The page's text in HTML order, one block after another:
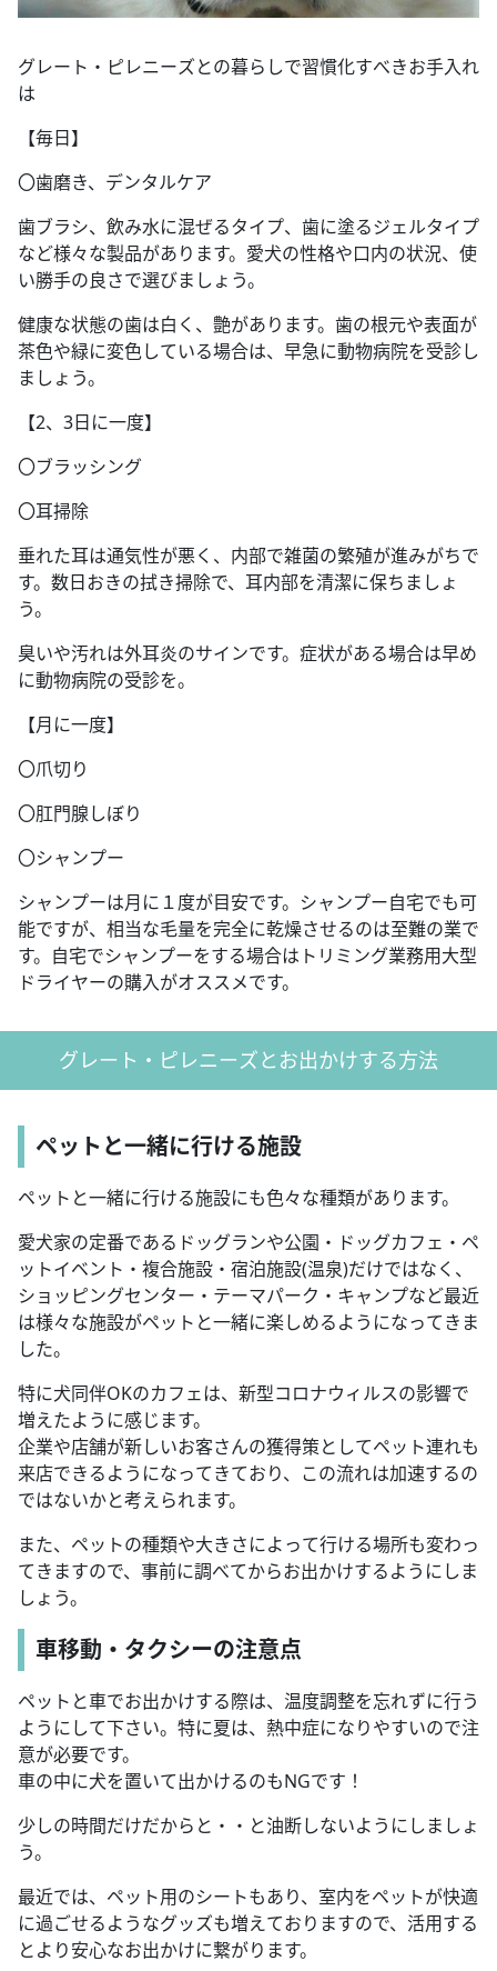
グレート・ピレニーズとの暮らしで習慣化すべきお手入れ
は
【毎日】
〇歯磨き、デンタルケア
歯ブラシ、飲み水に混ぜるタイプ、歯に塗るジェルタイプ
など様々な製品があります。愛犬の性格や口内の状況、使
い勝手の良さで選びましょう。
健康な状態の歯は白く、艶があります。歯の根元や表面が
茶色や緑に変色している場合は、早急に動物病院を受診し
ましょう。
【2、3日に一度】
〇ブラッシング
〇耳掃除
垂れた耳は通気性が悪く、内部で雑菌の繁殖が進みがちで
す。数日おきの拭き掃除で、耳内部を清潔に保ちましょ
う。
臭いや汚れは外耳炎のサインです。症状がある場合は早め
に動物病院の受診を。
【月に一度】
〇爪切り
〇肛門腺しぼり
〇シャンプー
シャンプーは月に１度が目安です。シャンプー自宅でも可
能ですが、相当な毛量を完全に乾燥させるのは至難の業で
す。自宅でシャンプーをする場合はトリミング業務用大型
ドライヤーの購入がオススメです。
グレート・ピレニーズとお出かけする方法
ペットと一緒に行ける施設
ペットと一緒に行ける施設にも色々な種類があります。
愛犬家の定番であるドッグランや公園・ドッグカフェ・ペ
ットイベント・複合施設・宿泊施設(温泉)だけではなく、
ショッピングセンター・テーマパーク・キャンプなど最近
は様々な施設がペットと一緒に楽しめるようになってきま
した。
特に犬同伴OKのカフェは、新型コロナウィルスの影響で
増えたように感じます。
企業や店舗が新しいお客さんの獲得策としてペット連れも
来店できるようになってきており、この流れは加速するの
ではないかと考えられます。
また、ペットの種類や大きさによって行ける場所も変わっ
てきますので、事前に調べてからお出かけするようにしま
しょう。
車移動・タクシーの注意点
ペットと車でお出かけする際は、温度調整を忘れずに行う
ようにして下さい。特に夏は、熱中症になりやすいので注
意が必要です。
車の中に犬を置いて出かけるのもNGです！
少しの時間だけだからと・・と油断しないようにしましょ
う。
最近では、ペット用のシートもあり、室内をペットが快適
に過ごせるようなグッズも増えておりますので、活用する
とより安心なお出かけに繋がります。